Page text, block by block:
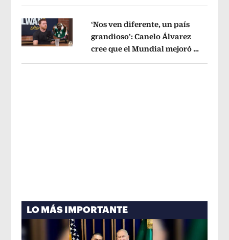
Opens in new window
‘Nos ven diferente, un país
grandioso’: Canelo Álvarez
cree que el Mundial mejoró la
LO MÁS IMPORTANTE